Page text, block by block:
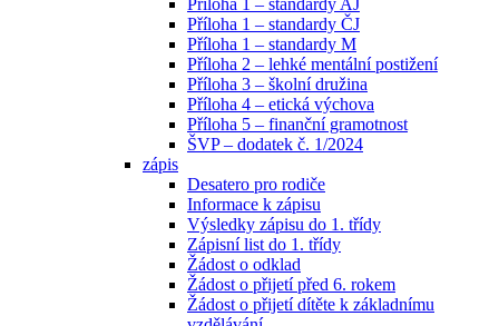
Příloha 1 – standardy AJ
Příloha 1 – standardy ČJ
Příloha 1 – standardy M
Příloha 2 – lehké mentální postižení
Příloha 3 – školní družina
Příloha 4 – etická výchova
Příloha 5 – finanční gramotnost
ŠVP – dodatek č. 1/2024
zápis
Desatero pro rodiče
Informace k zápisu
Výsledky zápisu do 1. třídy
Zápisní list do 1. třídy
Žádost o odklad
Žádost o přijetí před 6. rokem
Žádost o přijetí dítěte k základnímu